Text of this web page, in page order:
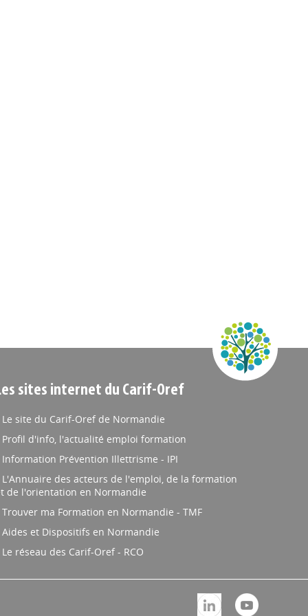
sites internet du Carif-Oref
Le site du Carif-Oref de Normandie
Profil d'info, l'actualité emploi formation
Information Prévention Illettrisme - IPI
L'Annuaire des acteurs de l'emploi, de la formation
de l'orientation en Normandie
Trouver ma Formation en Normandie - TMF
Aides et Dispositifs en Normandie
Le réseau des Carif-Oref - RCO